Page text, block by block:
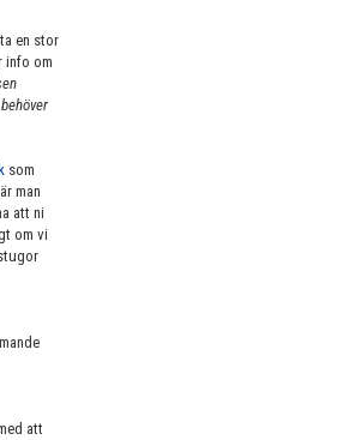
en stor
info om
som
man
att ni
om vi
att